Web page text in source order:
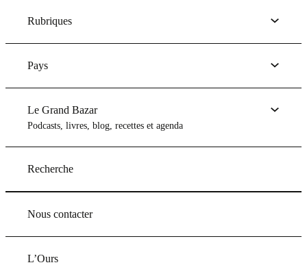
Rubriques
Pays
Le Grand Bazar
Podcasts, livres, blog, recettes et agenda
Recherche
Nous contacter
L’Ours